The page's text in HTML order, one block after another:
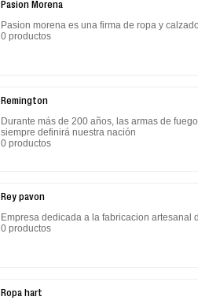
Pasion Morena
Pasion morena es una firma de ropa y
0 productos
Remington
Durante más de 200 años, las armas de
siempre definirá nuestra nación
0 productos
Rey pavon
Empresa dedicada a la fabricacion artesanal
0 productos
Ropa hart